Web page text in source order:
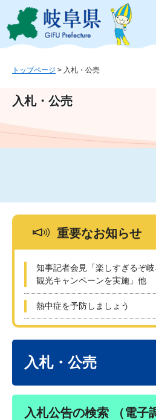
ジ
ュ
文
このページの本
トップページ > 入札・公売
入札・公売
重要なお知らせ
知事記者会見「楽しすぎるぞ
観光キャンペーンを実施」他
熱中症を予防しましょう
入札・公売
入札公告の検索 （電子